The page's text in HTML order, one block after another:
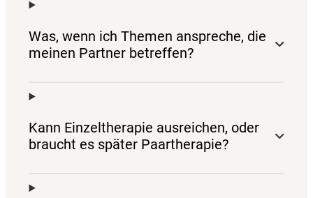
Was, wenn ich Themen anspreche, die
meinen Partner betreffen?
Kann Einzeltherapie ausreichen, oder
braucht es später Paartherapie?